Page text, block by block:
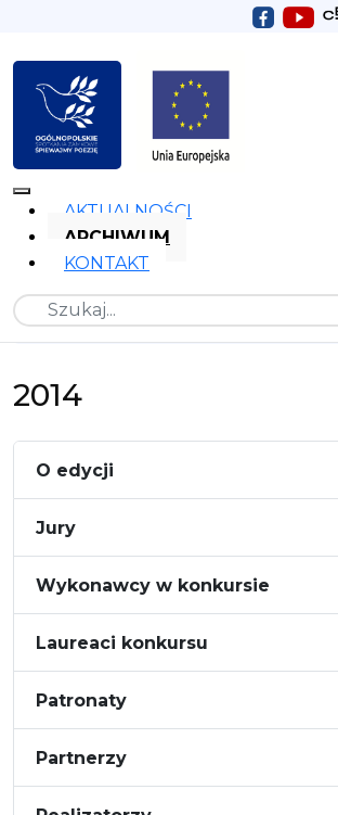
AKTUALNOŚCI
ARCHIWUM
KONTAKT
Szukaj
2014
O edycji
Jury
Wykonawcy w konkursie
Laureaci konkursu
Patronaty
Partnerzy